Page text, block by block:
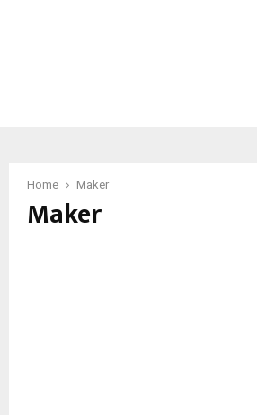
Home Maker
Maker